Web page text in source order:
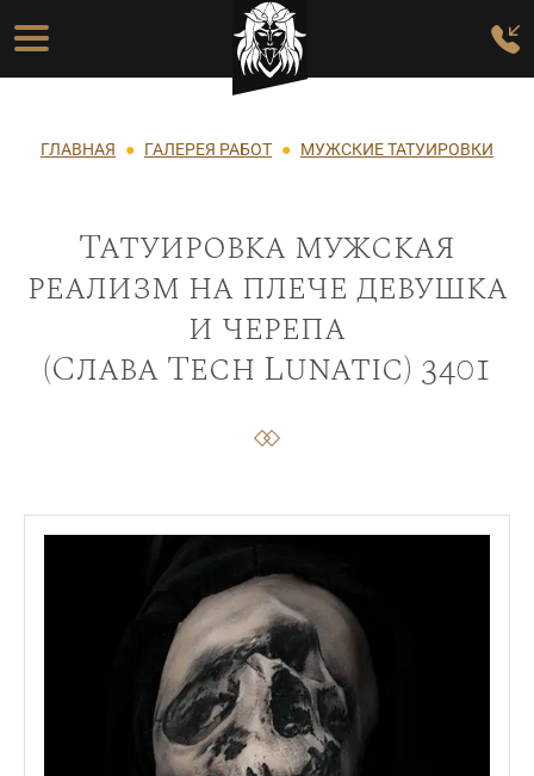
Перейти к основному содержанию
Основная навигация
Строка навигации
ГЛАВНАЯ ГАЛЕРЕЯ РАБОТ МУЖСКИЕ ТАТУИРОВКИ
Татуировка мужская
реализм на плече девушка
и черепа
(Слава Tech Lunatic) 3401